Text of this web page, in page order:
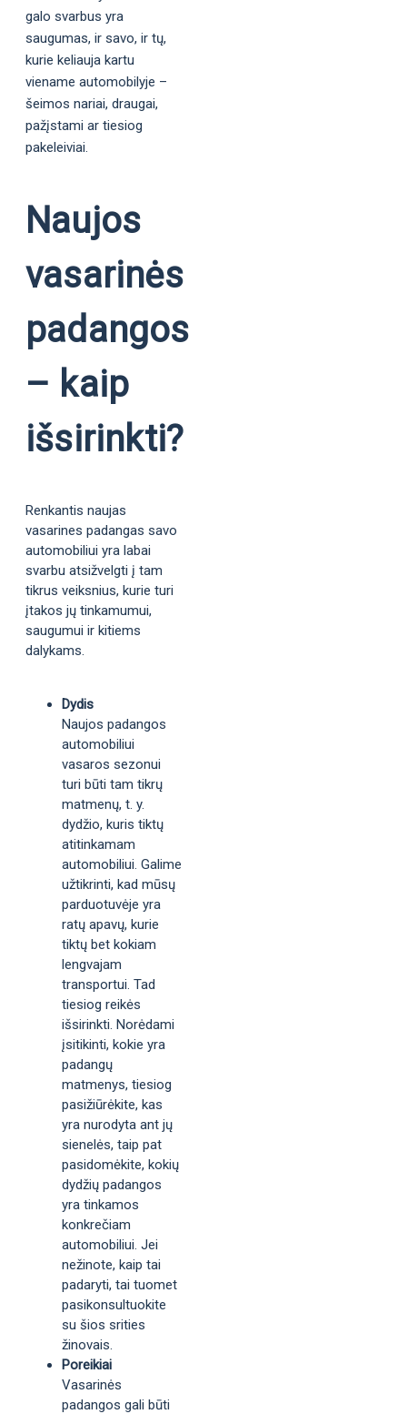
galo svarbus yra
saugumas, ir savo, ir tų,
kurie keliauja kartu
viename automobilyje –
šeimos nariai, draugai,
pažįstami ar tiesiog
pakeleiviai.
Naujos
vasarinės
padangos
– kaip
išsirinkti?
Renkantis naujas
vasarines padangas savo
automobiliui yra labai
svarbu atsižvelgti į tam
tikrus veiksnius, kurie turi
įtakos jų tinkamumui,
saugumui ir kitiems
dalykams.
Dydis
Naujos padangos
automobiliui
vasaros sezonui
turi būti tam tikrų
matmenų, t. y.
dydžio, kuris tiktų
atitinkamam
automobiliui. Galime
užtikrinti, kad mūsų
parduotuvėje yra
ratų apavų, kurie
tiktų bet kokiam
lengvajam
transportui. Tad
tiesiog reikės
išsirinkti. Norėdami
įsitikinti, kokie yra
padangų
matmenys, tiesiog
pasižiūrėkite, kas
yra nurodyta ant jų
sienelės, taip pat
pasidomėkite, kokių
dydžių padangos
yra tinkamos
konkrečiam
automobiliui. Jei
nežinote, kaip tai
padaryti, tai tuomet
pasikonsultuokite
su šios srities
žinovais.
Poreikiai
Vasarinės
padangos gali būti